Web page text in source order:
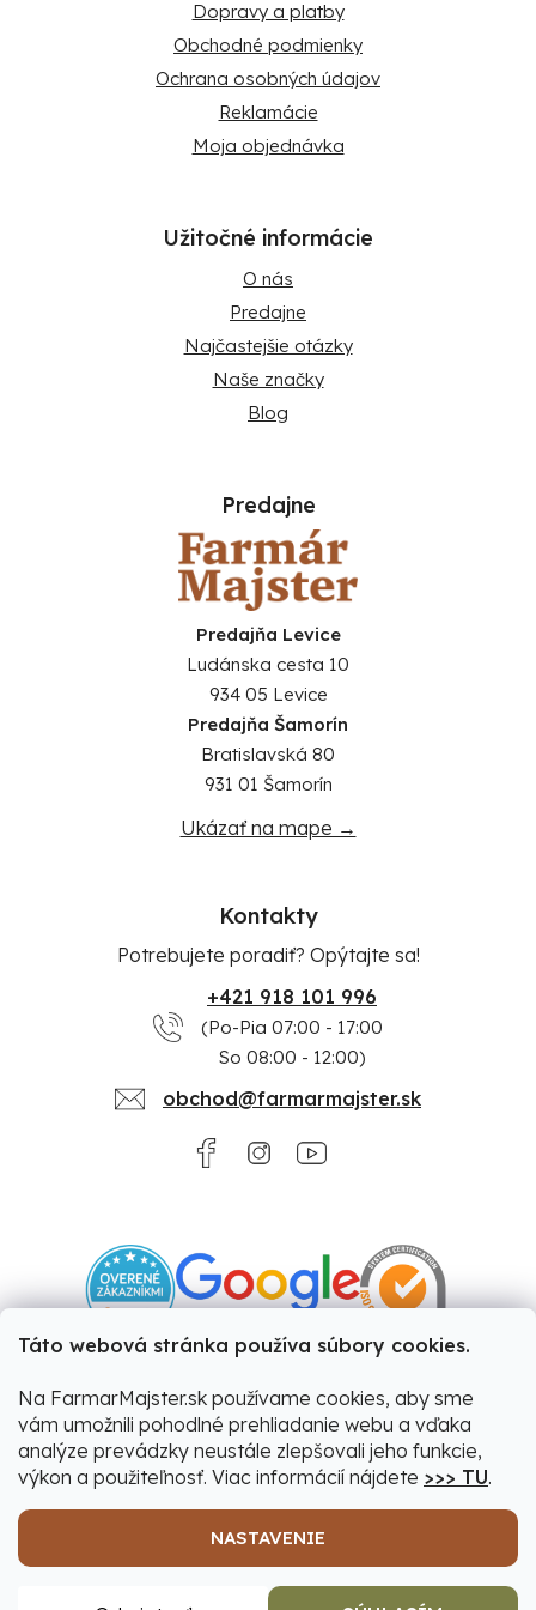
Táto webová stránka používa súbory cookies.
Na FarmarMajster.sk používame cookies, aby sme
vám umožnili pohodlné prehliadanie webu a vďaka
analýze prevádzky neustále zlepšovali jeho funkcie,
výkon a použiteľnosť. Viac informácií nájdete >>> TU.
NASTAVENIE
Dopravy a platby
Obchodné podmienky
Ochrana osobných údajov
Reklamácie
Moja objednávka
Užitočné informácie
O nás
Predajne
Najčastejšie otázky
Naše značky
Blog
Predajne
Predajňa Levice
Ludánska cesta 10
934 05 Levice
Predajňa Šamorín
Bratislavská 80
931 01 Šamorín
Ukázať na mape →
Kontakty
Potrebujete poradiť? Opýtajte sa!
+421 918 101 996
(Po-Pia 07:00 - 17:00
So 08:00 - 12:00)
obchod@farmarmajster.sk
Upravil Balkys